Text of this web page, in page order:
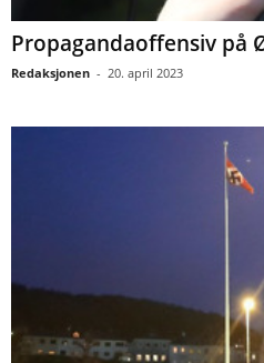
Propagandaoffensiv på
Redaksjonen - 20. april 2023